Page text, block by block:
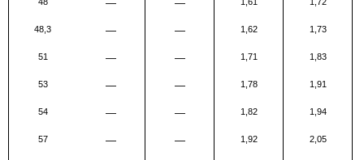
48 — — 1,61 1,72
48,3 — — 1,62 1,73
51 — — 1,71 1,83
53 — — 1,78 1,91
54 — — 1,82 1,94
57 — — 1,92 2,05